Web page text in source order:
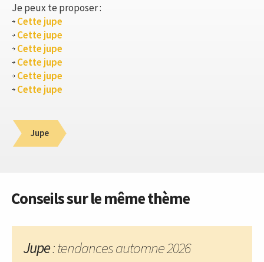
Je peux te proposer :
Cette jupe
Cette jupe
Cette jupe
Cette jupe
Cette jupe
Cette jupe
Jupe
Conseils sur le même thème
Jupe: tendances automne 2026